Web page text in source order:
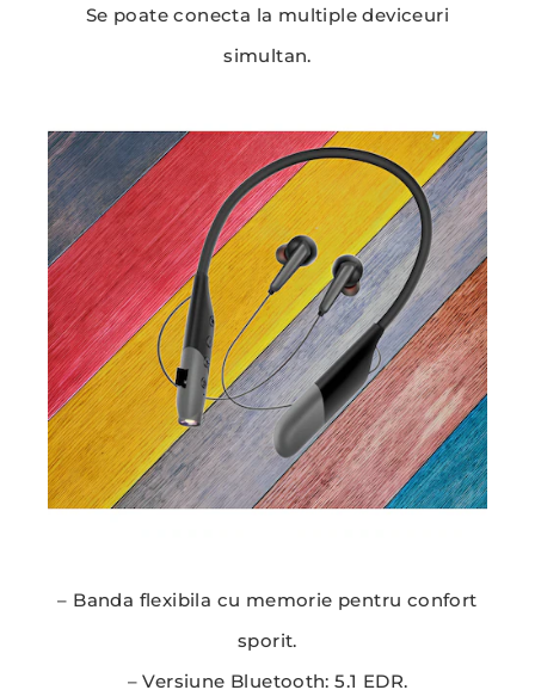
Se poate conecta la multiple deviceuri
simultan.
– Banda flexibila cu memorie pentru confort
sporit.
– Versiune Bluetooth: 5.1 EDR.